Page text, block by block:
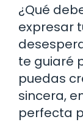
¿Qué
expresar
te guiaré
puedas
sincera,
perfecta